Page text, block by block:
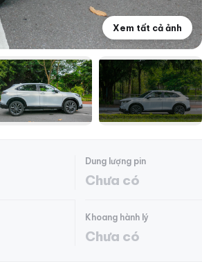
Xem tất cả ảnh
Dung lượng pin
Chưa có
Khoang hành lý
Chưa có